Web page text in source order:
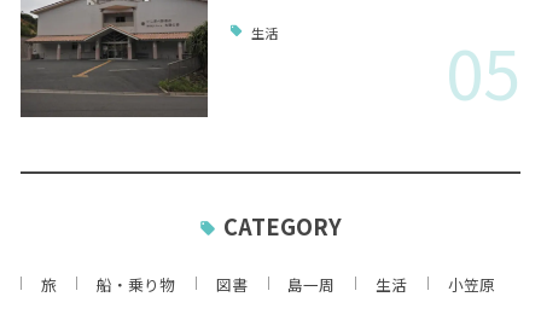
生活 05
CATEGORY
旅 船・乗り物 図書 島一周 生活 小笠原